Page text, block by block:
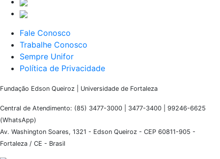
Fale Conosco
Trabalhe Conosco
Sempre Unifor
Política de Privacidade
Fundação Edson Queiroz | Universidade de Fortaleza
Central de Atendimento: (85) 3477-3000 | 3477-3400 | 99246-6625
(WhatsApp)
Av. Washington Soares, 1321 - Edson Queiroz - CEP 60811-905 -
Fortaleza / CE - Brasil